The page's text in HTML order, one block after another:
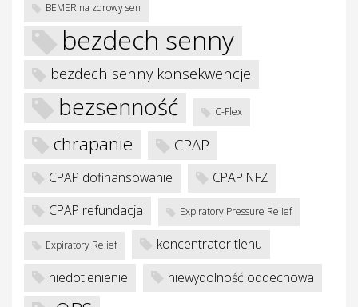
BEMER na zdrowy sen
bezdech senny
bezdech senny konsekwencje
bezsenność C-Flex
chrapanie CPAP
CPAP dofinansowanie
CPAP NFZ
CPAP refundacja
Expiratory Pressure Relief
Expiratory Relief
koncentrator tlenu
niedotlenienie
niewydolność oddechowa